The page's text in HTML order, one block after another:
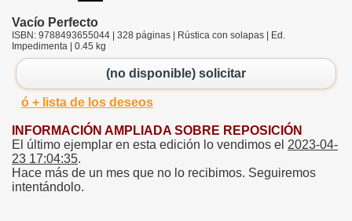
Vacío Perfecto
ISBN: 9788493655044 | 328 páginas | Rústica con solapas | Ed.
Impedimenta | 0.45 kg
(no disponible) solicitar
ó + lista de los deseos
INFORMACIÓN AMPLIADA SOBRE REPOSICIÓN
El último ejemplar en esta edición lo vendimos el 2023-04-
23 17:04:35.
Hace más de un mes que no lo recibimos. Seguiremos
intentándolo.